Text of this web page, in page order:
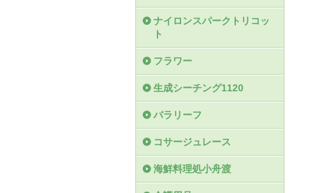
ナイロンスパークトリコッ
ト
フラワー
生成シーチング1120
バラリーフ
コサージュレース
海鮮料理処小舟渡